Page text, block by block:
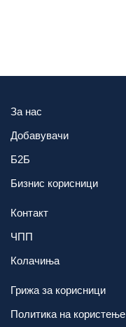
За нас
Добавувачи
Б2Б
Бизнис корисници
Контакт
ЧПП
Колачиња
Грижа за корисници
Политика на користење